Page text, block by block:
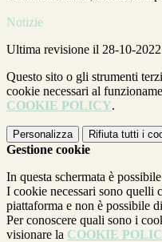
Notizie
Ultima revisione il 28-10-2022
Questo sito o gli strumenti
cookie necessari al
COOKIE POLICY.
Personalizza Rifiuta tutti i
Gestione cookie
In questa schermata è
I cookie necessari sono quelli
piattaforma e non è possibile
Per conoscere quali sono i
visionare la COOKIE